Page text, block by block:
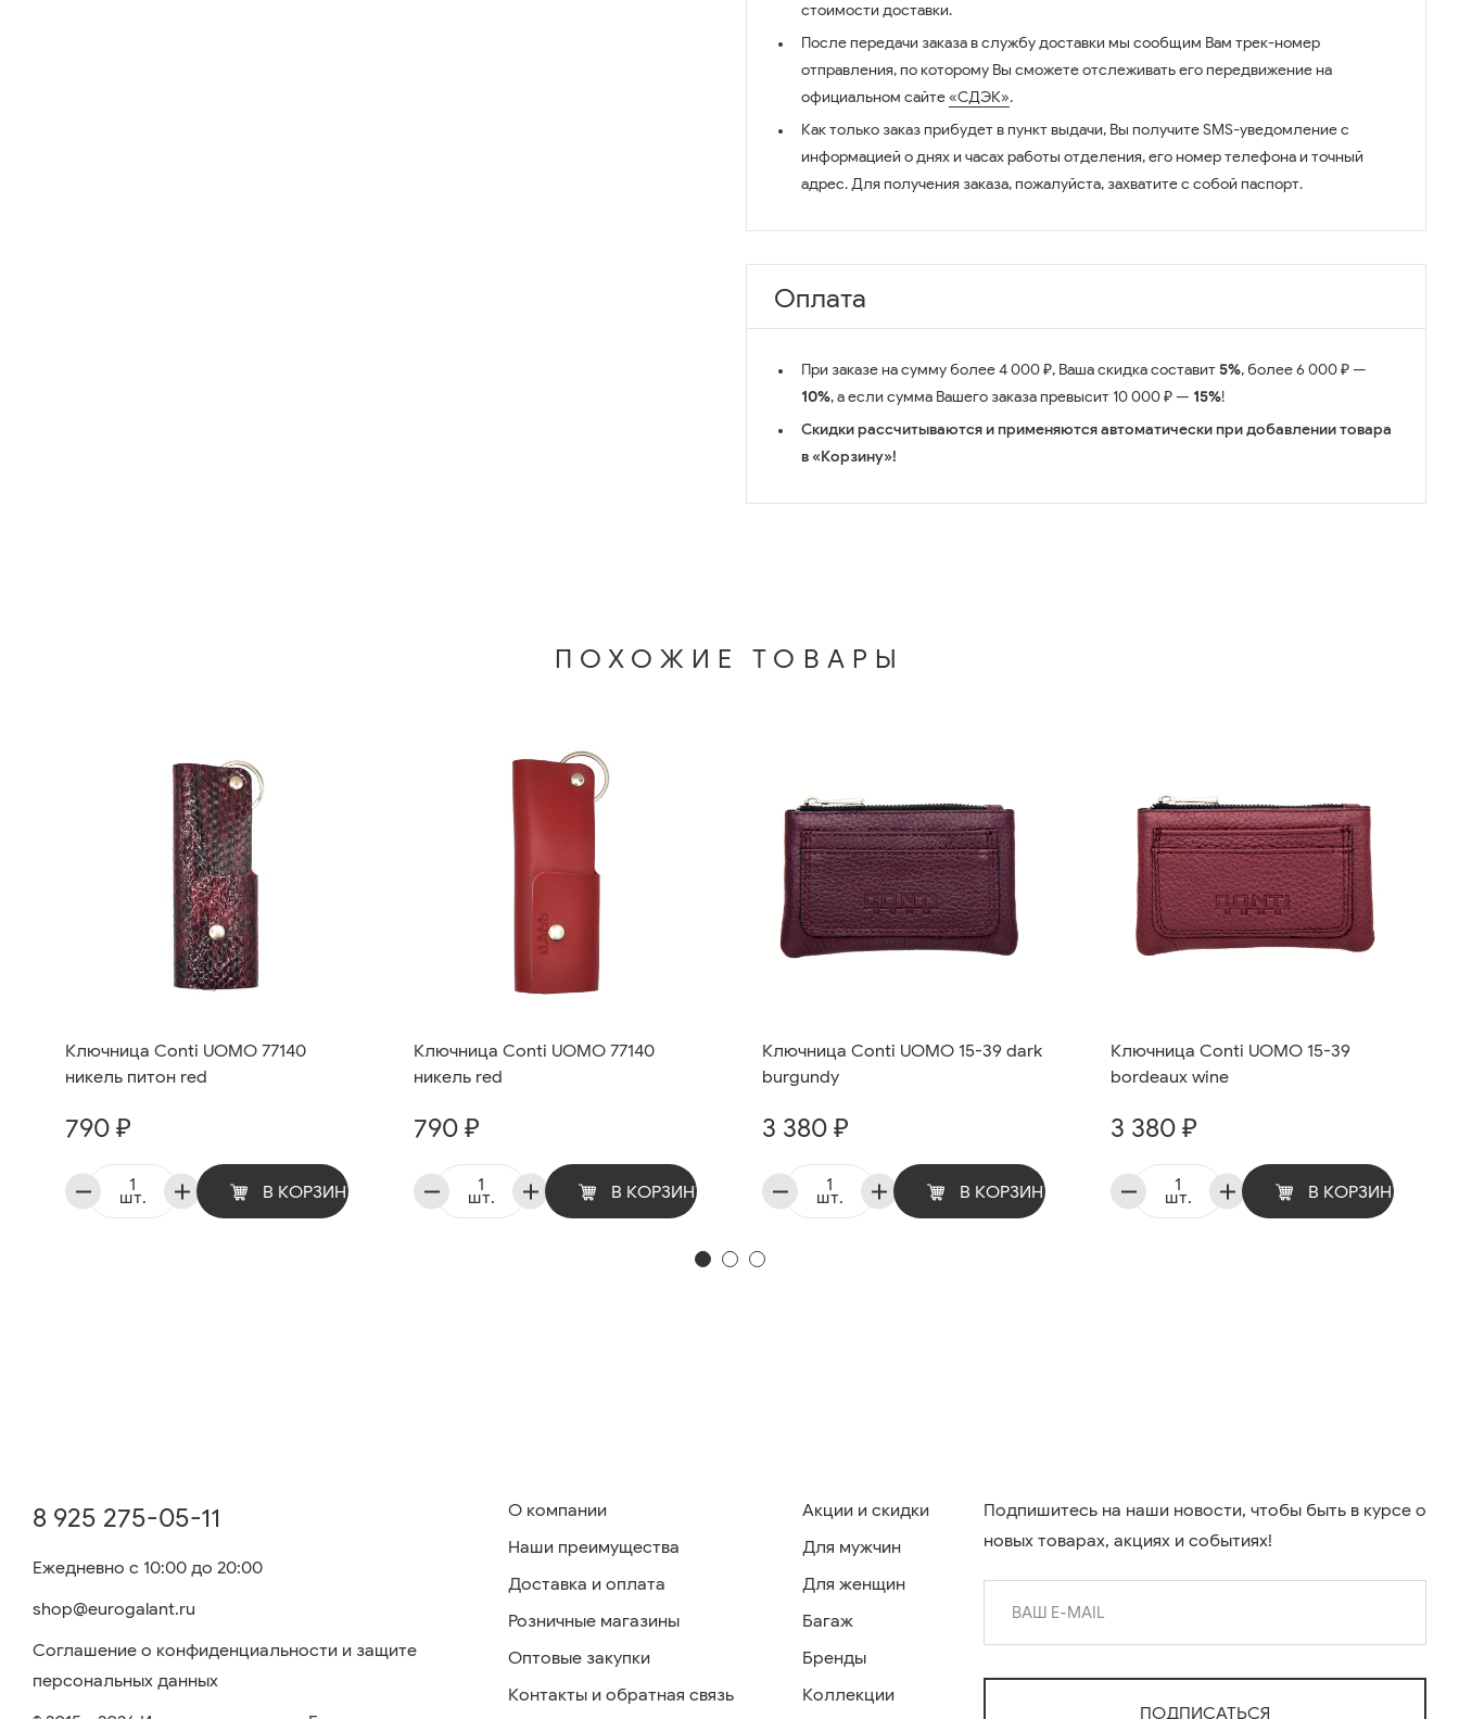
стоимости доставки.
После передачи заказа в службу доставки мы сообщим Вам трек-номер
отправления, по которому Вы сможете отслеживать его передвижение на
официальном сайте«СДЭК».
Как только заказ прибудет в пункт выдачи, Вы получите SMS-уведомление с
информацией о днях и часах работы отделения, его номер телефона и точный
адрес. Для получения заказа, пожалуйста, захватите с собой паспорт.
Оплата
При заказе на сумму более 4 000 ₽, Ваша скидка составит5%, более 6 000 ₽ —
10%, а если сумма Вашего заказа превысит 10 000 ₽ — 15%!
Скидки рассчитываются и применяются автоматически при добавлении товара
в «Корзину»!
ПОХОЖИЕ ТОВАРЫ
Ключница Conti UOMO 77140
никель питон red
790 ₽
шт. В КОРЗИНУ
Ключница Conti UOMO 77140
никель red
790 ₽
шт. В КОРЗИНУ
Ключница Conti UOMO 15-39 dark
burgundy
3 380 ₽
шт. В КОРЗИНУ
Ключница Conti UOMO 15-39
bordeaux wine
3 380 ₽
шт. В КОРЗИНУ
8 925 275-05-11
Ежедневно с 10:00 до 20:00
shop@eurogalant.ru
Соглашение о конфиденциальности и защите
персональных данных
О компании
Наши преимущества
Доставка и оплата
Розничные магазины
Оптовые закупки
Контакты и обратная связь
Акции и скидки
Для мужчин
Для женщин
Багаж
Бренды
Коллекции
Подпишитесь на наши новости, чтобы быть в курсе о
новых товарах, акциях и событиях!